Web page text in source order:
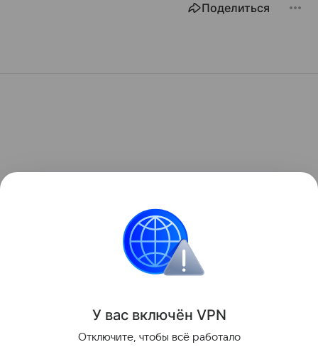
Поделиться
У вас включён VPN
Отключите, чтобы всё работало